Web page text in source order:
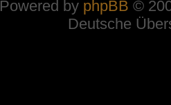
Powered by phpBB ©
Deutsche